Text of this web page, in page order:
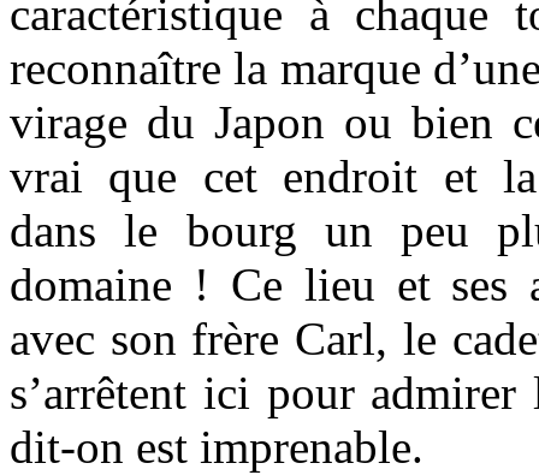
caractéristique à
reconnaître la marque
virage du Japon ou bien
vrai que cet endroit et la
dans le bourg un peu
domaine ! Ce lieu et ses
avec son frère Carl, le
s’arrêtent ici pour
dit-on est imprenable.